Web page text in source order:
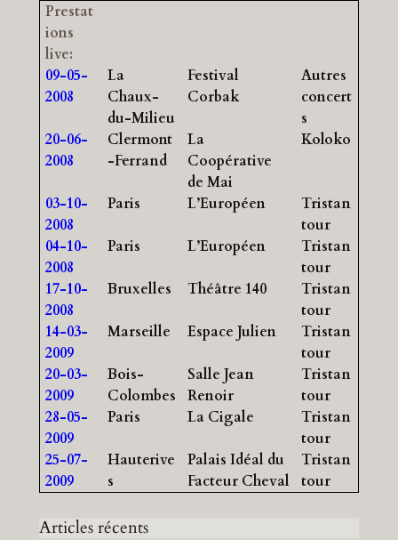
Prestat
ions
live:
09-05-
2008
La
Chaux-
du-Milieu
Festival
Corbak
Autres
concert
s
20-06-
2008
Clermont
-Ferrand
La
Coopérative
de Mai
Koloko
03-10-
2008
Paris L’Européen
Tristan
tour
04-10-
2008
Paris L’Européen
Tristan
tour
17-10-
2008
Bruxelles Théâtre 140
Tristan
tour
14-03-
2009
Marseille Espace Julien
Tristan
tour
20-03-
2009
Bois-
Colombes
Salle Jean
Renoir
Tristan
tour
28-05-
2009
Paris La Cigale
Tristan
tour
25-07-
2009
Hauterive
s
Palais Idéal du
Facteur Cheval
Tristan
tour
Articles récents